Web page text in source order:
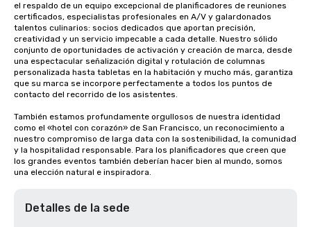
el respaldo de un equipo excepcional de planificadores de reuniones
certificados, especialistas profesionales en A/V y galardonados
talentos culinarios: socios dedicados que aportan precisión,
creatividad y un servicio impecable a cada detalle. Nuestro sólido
conjunto de oportunidades de activación y creación de marca, desde
una espectacular señalización digital y rotulación de columnas
personalizada hasta tabletas en la habitación y mucho más, garantiza
que su marca se incorpore perfectamente a todos los puntos de
contacto del recorrido de los asistentes.
También estamos profundamente orgullosos de nuestra identidad
como el «hotel con corazón» de San Francisco, un reconocimiento a
nuestro compromiso de larga data con la sostenibilidad, la comunidad
y la hospitalidad responsable. Para los planificadores que creen que
los grandes eventos también deberían hacer bien al mundo, somos
una elección natural e inspiradora.
Detalles de la sede